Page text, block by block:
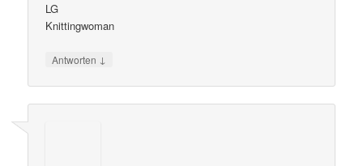
LG
Knittingwoman
Antworten ↓